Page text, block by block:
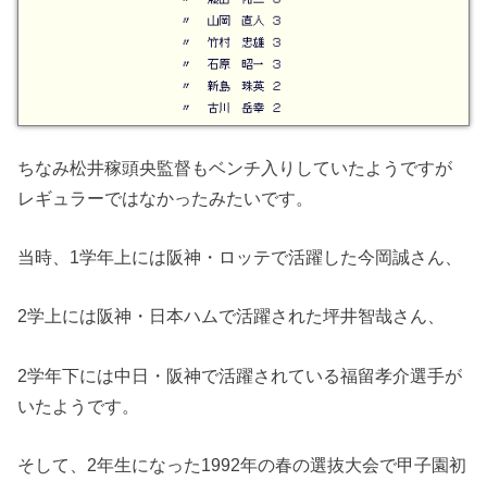
ちなみ松井稼頭央監督もベンチ入りしていたようですが
レギュラーではなかったみたいです。
当時、1学年上には阪神・ロッテで活躍した今岡誠さん、
2学上には阪神・日本ハムで活躍された坪井智哉さん、
2学年下には中日・阪神で活躍されている福留孝介選手が
いたようです。
そして、2年生になった1992年の春の選抜大会で甲子園初